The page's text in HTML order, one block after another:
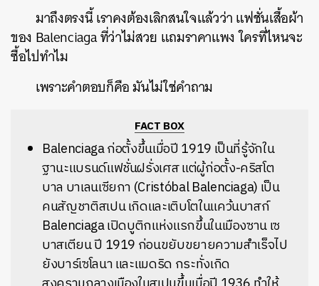
มาถึงตรงนี้ เราคงต้องเลิกสนใจแล้วว่า แฟชั่นเสื้อผ้า
ของ Balenciaga ที่ว่าไม่สวย แถมราคาแพง ใครที่ไหนจะ
ซื้อไปทำไม
เพราะคำตอบก็คือ มันไม่ใช่คำถาม
FACT BOX
Balenciaga ก่อตั้งขึ้นเมื่อปี 1919 เป็นที่รู้จักใน
ฐานะแบรนด์แฟชั่นฝรั่งเศส แต่ผู้ก่อตั้ง-คริสโต
บาล บาเลนเซียกา (Cristóbal Balenciaga) เป็น
คนสัญชาติสเปน เกิดและเติบโตในแคว้นบาสก์
Balenciaga เปิดบูติกแห่งแรกขึ้นในเมืองซาน เซ
บาสเตียน ปี 1919 ก่อนขยับขยายความสำเร็จไป
ยังบาร์เซโลนา และแมดริด กระทั่งเกิด